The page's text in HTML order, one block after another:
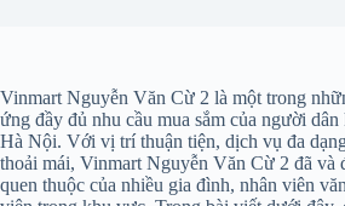
Vinmart Nguyễn Văn Cừ 2 là một trong
ứng đầy đủ nhu cầu mua sắm của người
Hà Nội. Với vị trí thuận tiện, dịch vụ đa
thoải mái, Vinmart Nguyễn Văn Cừ 2 đã và
quen thuộc của nhiều gia đình, nhân viên